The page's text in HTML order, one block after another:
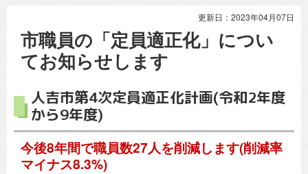
更新日：2023年04月07日
市職員の「定員適正化」につい
てお知らせします
人吉市第4次定員適正化計画(令和2年度
から9年度)
今後8年間で職員数27人を削減します(削減率
マイナス8.3%)